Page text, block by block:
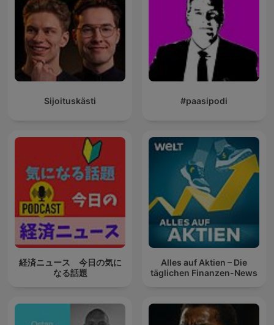
Sijoituskästi #paasipodi
経済ニュース 今日の気に
なる話題
Alles auf Aktien – Die
täglichen Finanzen-News